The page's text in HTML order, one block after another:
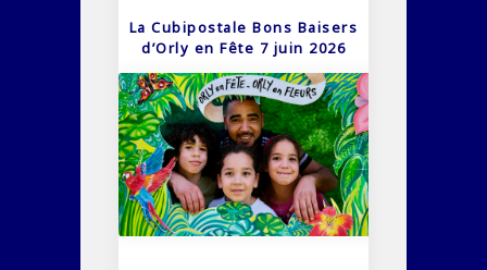
La Cubipostale Bons Baisers
d’Orly en Fête 7 juin 2026